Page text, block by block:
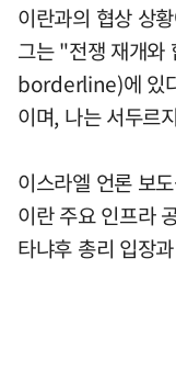
이란과의 협상 상
그는 "전쟁 재개
borderline)에 있
이며, 나는 서두르
이스라엘 언론 보
이란 주요 인프라
타냐후 총리 입장